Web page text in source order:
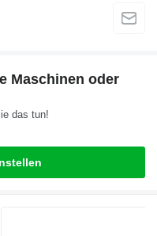
Maschinen oder
das tun!